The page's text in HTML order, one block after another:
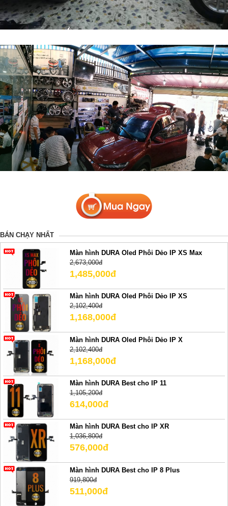
BÁN CHẠY NHẤT
Màn hình DURA Oled Phôi Dẻo IP XS Max
2,673,000đ
1,485,000đ
Màn hình DURA Oled Phôi Dẻo IP XS
2,102,400đ
1,168,000đ
Màn hình DURA Oled Phôi Dẻo IP X
2,102,400đ
1,168,000đ
Màn hình DURA Best cho IP 11
1,105,200đ
614,000đ
Màn hình DURA Best cho IP XR
1,036,800đ
576,000đ
Màn hình DURA Best cho IP 8 Plus
919,800đ
511,000đ